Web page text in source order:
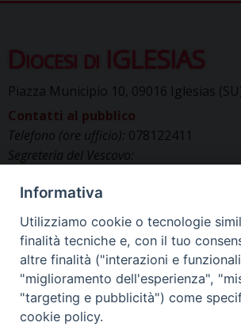
Diocesi di IGLESIAS
Piazza Municipio 10, 09016 Iglesias
Contatti al pubblico
Telefono (ore ufficio): 078122411
Segreteria del Vescovo:
Uffici di Curia:curia_iglesias@libero.it
Cancelleria (richiesta documenti):
canc.curia.iglesias@tiscali.it
Comunicazione & media (ufficio stampa):
ucs.iglesias@gmail.com
Informativa
Utilizziamo cookie o tecnologie
finalità tecniche e, con il tuo
altre finalità ("interazioni e
"miglioramento dell'esperienza",
"targeting e pubblicità") come
cookie policy.